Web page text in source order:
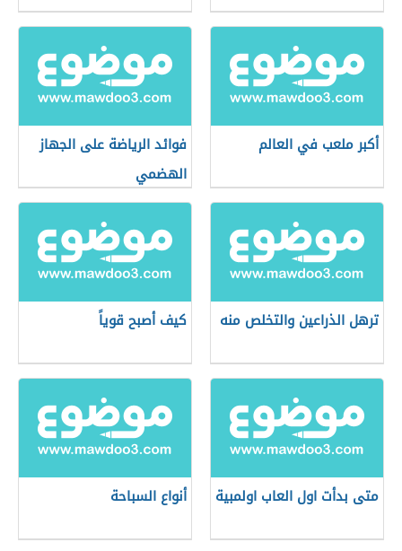
أكبر ملعب في العالم
فوائد الرياضة على الجهاز
الهضمي
ترهل الذراعين والتخلص منه كيف أصبح قوياً
متى بدأت اول العاب اولمبية أنواع السباحة